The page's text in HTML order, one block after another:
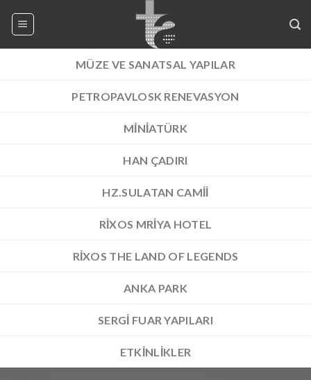
MÜZE VE SANATSAL YAPILAR
PETROPAVLOSK RENEVASYON
MINIATÜRK
HAN ÇADIRI
HZ.SULATAN CAMII
RIXOS MRIYA HOTEL
RIXOS THE LAND OF LEGENDS
ANKA PARK
SERGI FUAR YAPILARI
ETKINLIKLER